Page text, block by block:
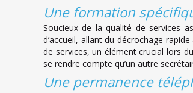
Une formation
Soucieux de la qualité de services
d’accueil, allant du décrochage
de services, un élément crucial lors
se rendre compte qu’un autre
Une permanence